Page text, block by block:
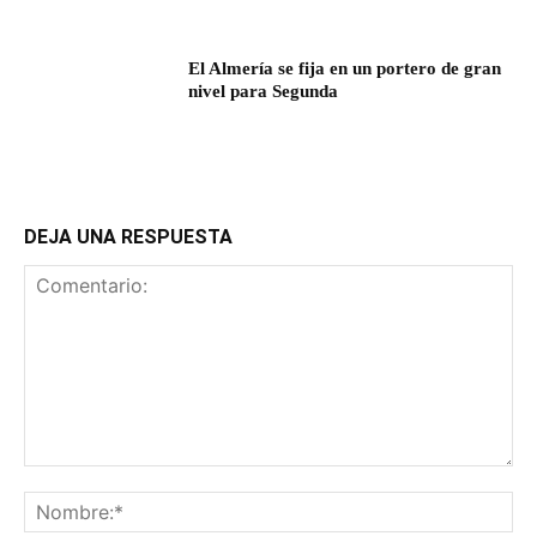
El Almería se fija en un portero de gran
nivel para Segunda
DEJA UNA RESPUESTA